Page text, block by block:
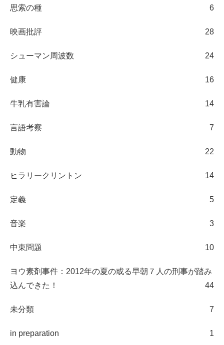
思索の種 6
映画批評 28
シューマン周波数 24
健康 16
牛乳有害論 14
言語考察 7
動物 22
ヒラリークリントン 14
定義 5
音楽 3
中東問題 10
ヨウ素剤事件：2012年の夏の或る早朝７人の刑事が踏み
込んできた！
44
未分類 7
in preparation 1